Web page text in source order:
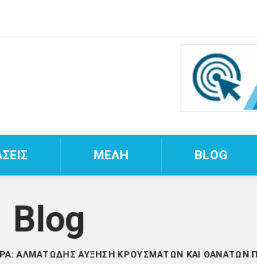
MEΛΗ BLOG
Blog
ΑΛΜΑΤΏΔΗΣ ΑΎΞΗΣΗ ΚΡΟΥΣΜΆΤΩΝ ΚΑΙ ΘΑΝΆΤΩΝ